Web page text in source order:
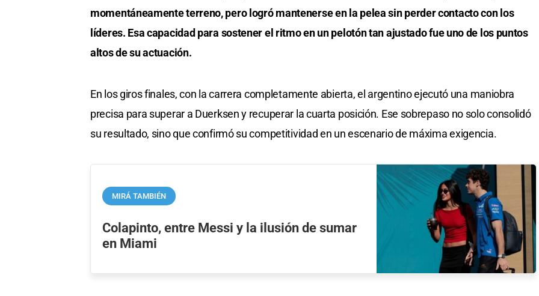
momentáneamente terreno, pero logró mantenerse en la pelea sin perder contacto con los
líderes. Esa capacidad para sostener el ritmo en un pelotón tan ajustado fue uno de los puntos
altos de su actuación.
En los giros finales, con la carrera completamente abierta, el argentino ejecutó una maniobra
precisa para superar a Duerksen y recuperar la cuarta posición. Ese sobrepaso no solo consolidó
su resultado, sino que confirmó su competitividad en un escenario de máxima exigencia.
MIRÁ TAMBIÉN
Colapinto, entre Messi y la ilusión de sumar
en Miami